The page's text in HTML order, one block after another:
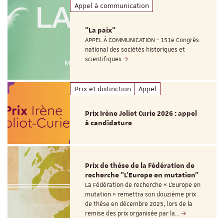
Appel à communication
"La paix"
APPEL À COMMUNICATION - 151e Congrès
national des sociétés historiques et
scientifiques
Prix et distinction Appel
Prix Irène Joliot Curie 2026 : appel
à candidature
Prix de thèse de la Fédération de
recherche "L’Europe en mutation"
La Fédération de recherche « L’Europe en
mutation » remettra son douzième prix
de thèse en décembre 2025, lors de la
remise des prix organisée par la…